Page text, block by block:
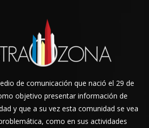
de comunicación que nació el 29 de
objetivo presentar información de
y que a su vez esta comunidad se vea
como en sus actividades